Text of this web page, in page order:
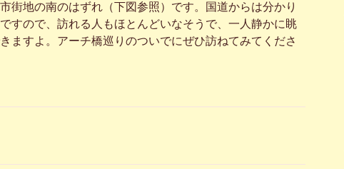
街地の南のはずれ（下図参照）です。国道からは分かり
すので、訪れる人もほとんどいなそうで、一人静かに眺
ますよ。アーチ橋巡りのついでにぜひ訪ねてみてくださ